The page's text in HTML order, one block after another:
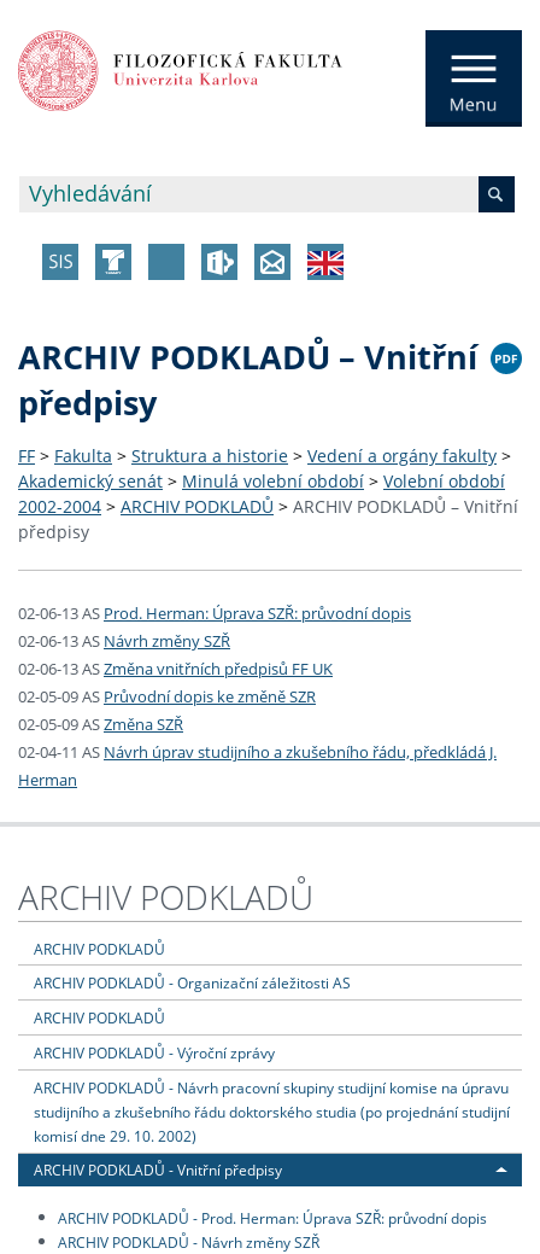
ARCHIV PODKLADŮ – Vnitřní
předpisy
FF > Fakulta > Struktura a historie > Vedení a orgány fakulty >
Akademický senát > Minulá volební období > Volební období
2002-2004 > ARCHIV PODKLADŮ > ARCHIV PODKLADŮ – Vnitřní
předpisy
02-06-13 AS Prod. Herman: Úprava SZŘ: průvodní dopis
02-06-13 AS Návrh změny SZŘ
02-06-13 ASZměna vnitřních předpisů FF UK
02-05-09 AS Průvodní dopis ke změně SZR
02-05-09 ASZměna SZŘ
02-04-11 AS Návrh úprav studijního a zkušebního řádu, předkládá J.
Herman
ARCHIV PODKLADŮ
ARCHIV PODKLADŮ
ARCHIV PODKLADŮ - Organizační záležitosti AS
ARCHIV PODKLADŮ
ARCHIV PODKLADŮ - Výroční zprávy
ARCHIV PODKLADŮ - Návrh pracovní skupiny studijní komise na úpravu
studijního a zkušebního řádu doktorského studia (po projednání studijní
komisí dne 29. 10. 2002)
ARCHIV PODKLADŮ - Vnitřní předpisy
ARCHIV PODKLADŮ - Prod. Herman: Úprava SZŘ: průvodní dopis
ARCHIV PODKLADŮ - Návrh změny SZŘ